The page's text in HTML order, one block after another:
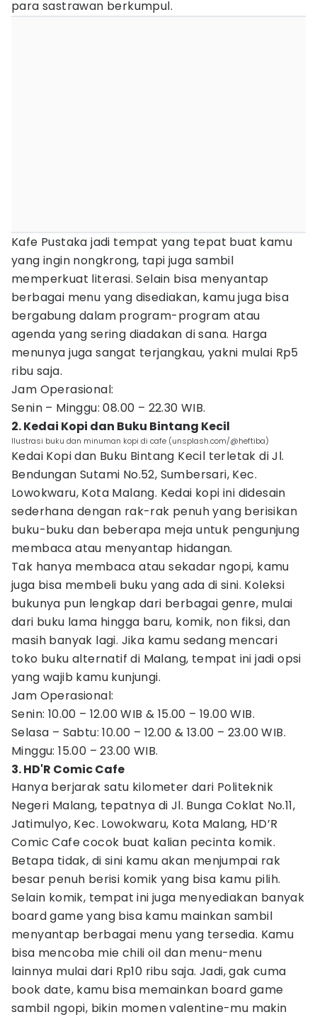
para sastrawan berkumpul.
Kafe Pustaka jadi tempat yang tepat buat kamu
yang ingin nongkrong, tapi juga sambil
memperkuat literasi. Selain bisa menyantap
berbagai menu yang disediakan, kamu juga bisa
bergabung dalam program-program atau
agenda yang sering diadakan di sana. Harga
menunya juga sangat terjangkau, yakni mulai Rp5
ribu saja.
Jam Operasional:
Senin – Minggu: 08.00 – 22.30 WIB.
2. Kedai Kopi dan Buku Bintang Kecil
Ilustrasi buku dan minuman kopi di cafe (unsplash.com/@heftiba)
Kedai Kopi dan Buku Bintang Kecil terletak di Jl.
Bendungan Sutami No.52, Sumbersari, Kec.
Lowokwaru, Kota Malang. Kedai kopi ini didesain
sederhana dengan rak-rak penuh yang berisikan
buku-buku dan beberapa meja untuk pengunjung
membaca atau menyantap hidangan.
Tak hanya membaca atau sekadar ngopi, kamu
juga bisa membeli buku yang ada di sini. Koleksi
bukunya pun lengkap dari berbagai genre, mulai
dari buku lama hingga baru, komik, non fiksi, dan
masih banyak lagi. Jika kamu sedang mencari
toko buku alternatif di Malang, tempat ini jadi opsi
yang wajib kamu kunjungi.
Jam Operasional:
Senin: 10.00 – 12.00 WIB & 15.00 – 19.00 WIB.
Selasa – Sabtu: 10.00 – 12.00 & 13.00 – 23.00 WIB.
Minggu: 15.00 – 23.00 WIB.
3. HD'R Comic Cafe
Hanya berjarak satu kilometer dari Politeknik
Negeri Malang, tepatnya di Jl. Bunga Coklat No.11,
Jatimulyo, Kec. Lowokwaru, Kota Malang, HD’R
Comic Cafe cocok buat kalian pecinta komik.
Betapa tidak, di sini kamu akan menjumpai rak
besar penuh berisi komik yang bisa kamu pilih.
Selain komik, tempat ini juga menyediakan banyak
board game yang bisa kamu mainkan sambil
menyantap berbagai menu yang tersedia. Kamu
bisa mencoba mie chili oil dan menu-menu
lainnya mulai dari Rp10 ribu saja. Jadi, gak cuma
book date, kamu bisa memainkan board game
sambil ngopi, bikin momen valentine-mu makin